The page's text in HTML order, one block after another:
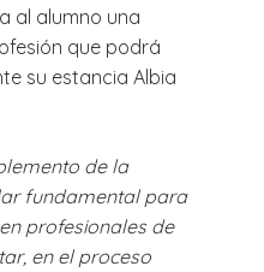
al alumno una
que podrá
su estancia Albia
de la
fundamental para
profesionales de
en el proceso